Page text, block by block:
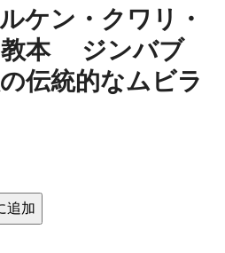
ケン・クワリ・
教本 ジンバブ
伝統的なムビラ
追加